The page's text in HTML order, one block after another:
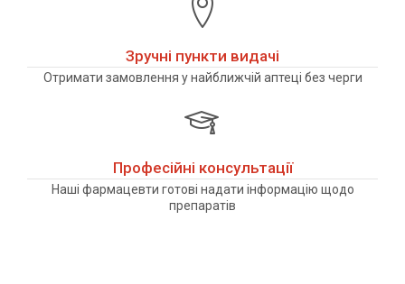
Зручні пункти видачі
Отримати замовлення у найближчій аптеці без черги
Професійні консультації
Наші фармацевти готові надати інформацію щодо
препаратів